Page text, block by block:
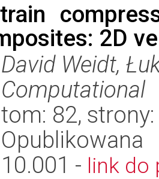
2D
David Weidt,
tom: 82,
Opublikowana
10.001 - link do